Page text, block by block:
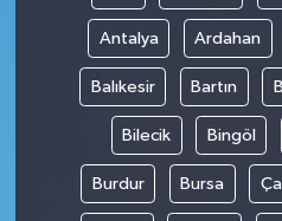
Antalya Ardahan
Balıkesir Bartın
Bilecik Bingöl
Burdur Bursa